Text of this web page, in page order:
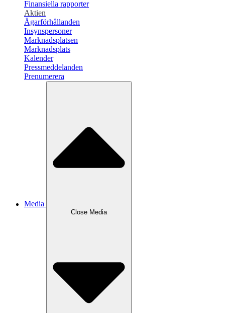
Finansiella rapporter
Aktien
Ägarförhållanden
Insynspersoner
Marknadsplatsen
Marknadsplats
Kalender
Pressmeddelanden
Prenumerera
Media
Close Media